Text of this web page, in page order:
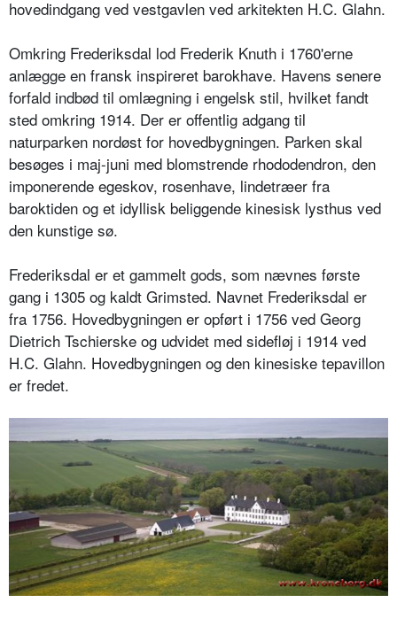
hovedindgang ved vestgavlen ved arkitekten H.C. Glahn.
Omkring Frederiksdal lod Frederik Knuth i 1760'erne
anlægge en fransk inspireret barokhave. Havens senere
forfald indbød til omlægning i engelsk stil, hvilket fandt
sted omkring 1914. Der er offentlig adgang til
naturparken nordøst for hovedbygningen. Parken skal
besøges i maj-juni med blomstrende rhododendron, den
imponerende egeskov, rosenhave, lindetræer fra
baroktiden og et idyllisk beliggende kinesisk lysthus ved
den kunstige sø.
Frederiksdal er et gammelt gods, som nævnes første
gang i 1305 og kaldt Grimsted. Navnet Frederiksdal er
fra 1756. Hovedbygningen er opført i 1756 ved Georg
Dietrich Tschierske og udvidet med sidefløj i 1914 ved
H.C. Glahn. Hovedbygningen og den kinesiske tepavillon
er fredet.